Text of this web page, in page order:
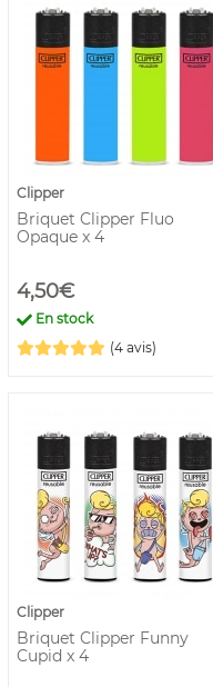
Clipper
Briquet Clipper Fluo
Opaque x 4
4,50€
En stock
(4 avis)
Clipper
Briquet Clipper Funny
Cupid x 4